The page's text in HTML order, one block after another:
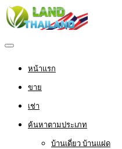
หน้าแรก
ขาย
เช่า
ค้นหาตามประเภท
บ้านเดี่ยว บ้านแฝด